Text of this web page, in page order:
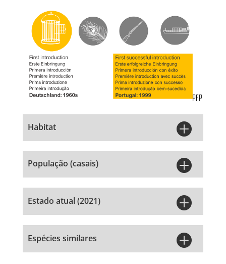
Habitat 
População (casais) 
Estado atual (2021) 
Espécies similares 